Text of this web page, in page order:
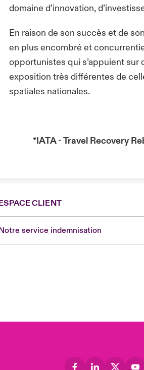
domaine d’innovation,
En raison de son succès et de
en plus encombré et
opportunistes qui s’appuient
exposition très différentes de
spatiales nationales.
*IATA - Travel Recovery
CLIENT
service indemnisation